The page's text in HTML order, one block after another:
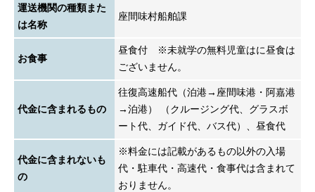
運送機関の種類また
は名称
座間味村船舶課
お食事
昼食付 ※未就学の無料児童はに昼食は
ございません。
代金に含まれるもの
往復高速船代（泊港→座間味港・阿嘉港
→泊港） （クルージング代、グラスボ
ート代、ガイド代、バス代）、昼食代
代金に含まれないも
の
※料金には記載があるもの以外の入場
代・駐車代・高速代・食事代は含まれて
おりません。